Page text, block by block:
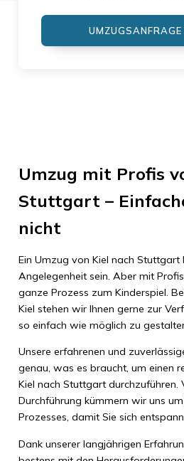
UMZUGSANFRAGE
Umzug mit Profis
Stuttgart –
nicht
Ein Umzug von Kiel nach Stuttgart
Angelegenheit sein. Aber mit
ganze Prozess zum Kinderspiel.
Kiel stehen wir Ihnen gerne zur
so einfach wie möglich zu
Unsere erfahrenen und
genau, was es braucht, um einen
Kiel nach Stuttgart durchzuführen.
Durchführung kümmern wir uns
Prozesses, damit Sie sich
Dank unserer langjährigen